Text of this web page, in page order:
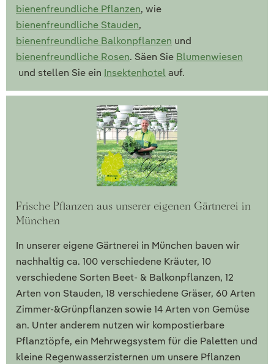
bienenfreundliche Pflanzen, wie
bienenfreundliche Stauden,
bienenfreundliche Balkonpflanzen und
bienenfreundliche Rosen. Säen Sie Blumenwiesen
und stellen Sie ein Insektenhotel auf.
Frische Pflanzen aus unserer eigenen Gärtnerei in
München
In unserer eigene Gärtnerei in München bauen wir
nachhaltig ca. 100 verschiedene Kräuter, 10
verschiedene Sorten Beet- & Balkonpflanzen, 12
Arten von Stauden, 18 verschiedene Gräser, 60 Arten
Zimmer-&Grünpflanzen sowie 14 Arten von Gemüse
an. Unter anderem nutzen wir kompostierbare
Pflanztöpfe, ein Mehrwegsystem für die Paletten und
kleine Regenwasserzisternen um unsere Pflanzen